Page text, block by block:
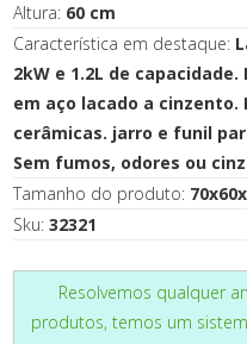
Altura: 60 cm
Característica em destaque:
2kW e 1.2L de
em aço lacado a
cerâmicas. jarro e funil
Sem fumos, odores ou
Tamanho do produto:
Sku: 32321
Resolvemos qualquer
produtos, temos um